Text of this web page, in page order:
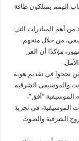
الهمم يمتلكون طاقة
من أهم المبادرات التي
من خلال منحهم
مؤكدًا أن الفن
نجحوا في تقديم هوية
والموسيقى الشرقية
الموسيقية “أفق”،
الموسيقية، في تجربة
الشرقية والصوت